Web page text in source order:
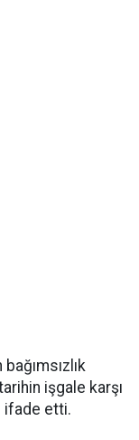
işgale karşı
ifade etti.